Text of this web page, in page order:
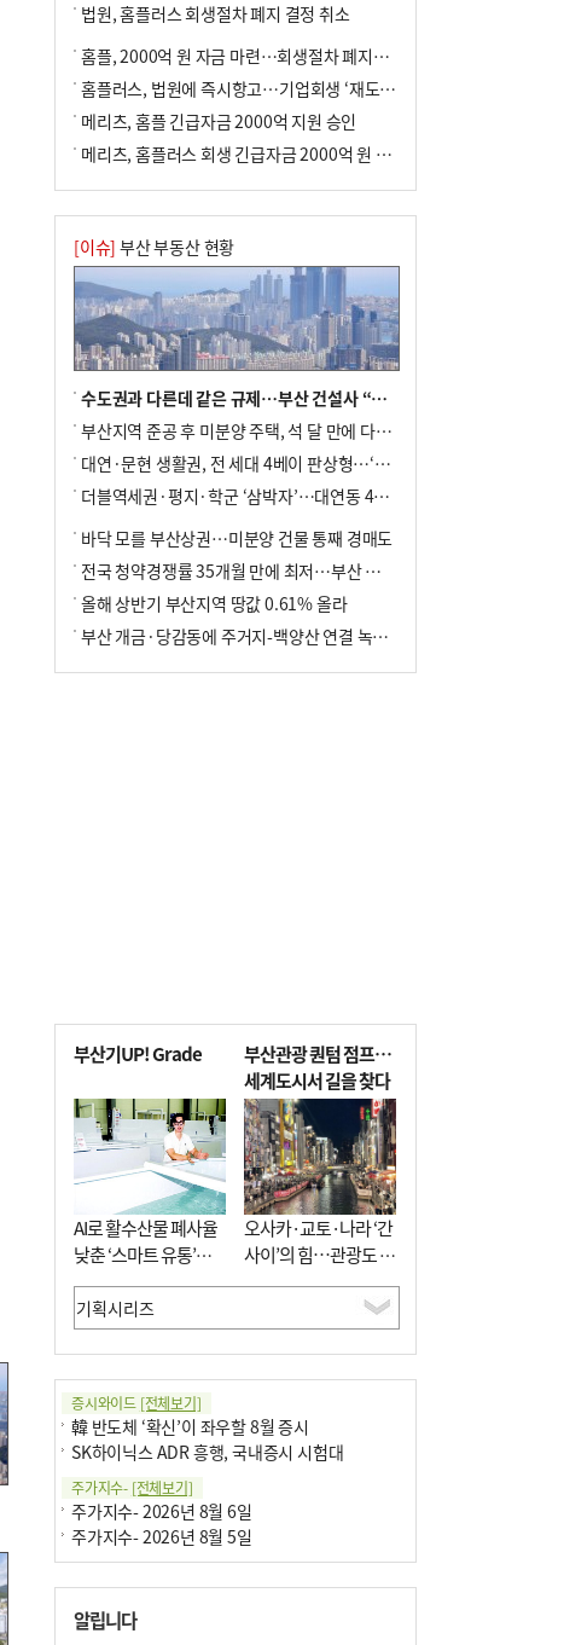
법원, 홈플러스 회생절차 폐지 결정 취소
홈플, 2000억 원 자금 마련…회생절차 폐지에 즉시항고(종합)
홈플러스, 법원에 즉시항고…기업회생 ‘재도전’
메리츠, 홈플 긴급자금 2000억 지원 승인
메리츠, 홈플러스 회생 긴급자금 2000억 원 지원 승인
[이슈] 부산 부동산 현황
수도권과 다른데 같은 규제…부산 건설사 “쓰러지기 직전”
부산지역 준공 후 미분양 주택, 석 달 만에 다시 3000가구 넘어서
대연·문현 생활권, 전 세대 4베이 판상형…‘더샵 트리센트’ 내달 분양
더블역세권·평지·학군 ‘삼박자’…대연동 42층 브랜드 단지
바닥 모를 부산상권…미분양 건물 통째 경매도
전국 청약경쟁률 35개월 만에 최저…부산 미분양 ‘적체’ 심화
올해 상반기 부산지역 땅값 0.61% 올라
부산 개금·당감동에 주거지-백양산 연결 녹지 조성
부산기UP! Grade
AI로 활수산물 폐사율
낮춘 ‘스마트 유통’…
사막·산악지대 수출
도전
부산관광 퀀텀 점프…
세계도시서 길을 찾다
오사카·교토·나라 ‘간
사이’의 힘…관광도 뭉
쳐야 흥한다
증시와이드 [전체보기]
韓 반도체 ‘확신’이 좌우할 8월 증시
SK하이닉스 ADR 흥행, 국내증시 시험대
주가지수- [전체보기]
주가지수- 2026년 8월 6일
주가지수- 2026년 8월 5일
알립니다